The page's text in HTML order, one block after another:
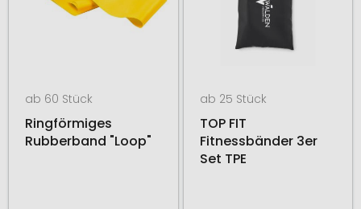
ab 60 Stück
Ringförmiges
Rubberband "Loop"
ab 25 Stück
TOP FIT
Fitnessbänder 3er
Set TPE